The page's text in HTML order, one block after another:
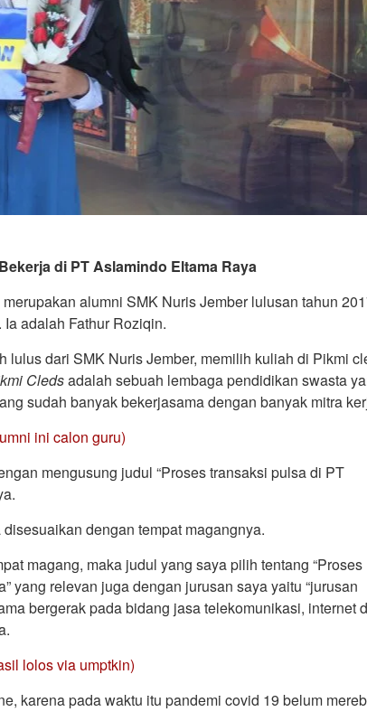
di PT Aslamindo Eltama Raya
alumni SMK Nuris Jember lulusan tahun
adalah Fathur Roziqin.
lulus dari SMK Nuris Jember, memilih kuliah di Pikmi
Cledsadalah sebuah lembaga pendidikan swasta
sudah banyak bekerjasama dengan banyak mitra
ini calon guru)
mengusung judul “Proses transaksi pulsa di PT
dengan tempat magangnya.
magang, maka judul yang saya pilih tentang “Proses
yang relevan juga dengan jurusan saya yaitu “jurusan
bergerak pada bidang jasa telekomunikasi, internet
lolos via umptkin)
karena pada waktu itu pandemi covid 19 belum